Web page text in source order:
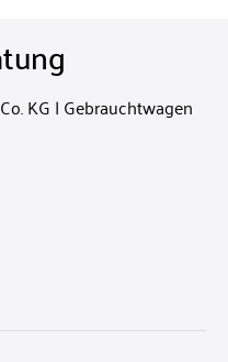
KG | Gebrauchtwagen